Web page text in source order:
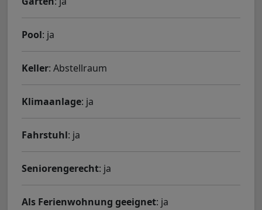
Pool: ja
Keller: Abstellraum
Klimaanlage: ja
Fahrstuhl: ja
Seniorengerecht: ja
Als Ferienwohnung geeignet: ja